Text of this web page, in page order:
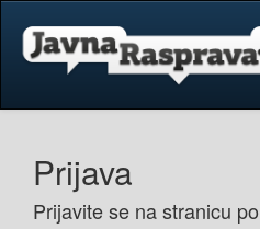
Prijava
Prijavite se na stranicu